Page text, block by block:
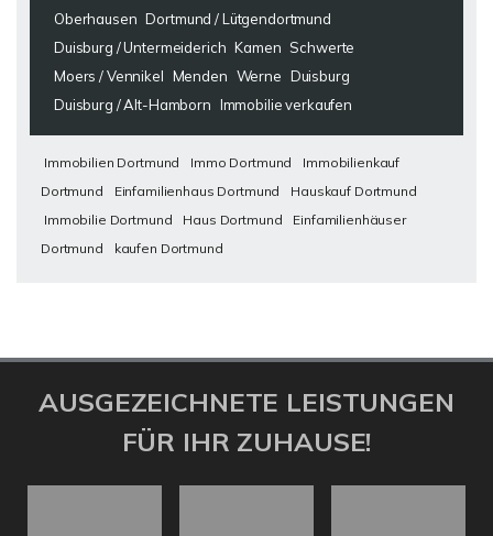
Oberhausen Dortmund / Lütgendortmund
Duisburg / Untermeiderich Kamen Schwerte
Moers / Vennikel Menden Werne Duisburg
Duisburg / Alt-Hamborn Immobilie verkaufen
Immobilien Dortmund Immo Dortmund
Immobilienkauf
Dortmund
Einfamilienhaus Dortmund
Hauskauf Dortmund
Immobilie Dortmund
Haus Dortmund
Einfamilienhäuser
Dortmund
kaufen Dortmund
AUSGEZEICHNETE LEISTUNGEN
FÜR IHR ZUHAUSE!